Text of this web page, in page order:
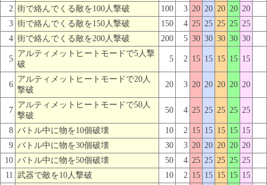
2 街で絡んでくる敵を100人撃破 100 3 20 20 20 20 20
3 街で絡んでくる敵を150人撃破 150 4 25 25 25 25 25
4 街で絡んでくる敵を200人撃破 200 5 30 30 30 30 30
5
アルティメットヒートモードで5人撃
破
5 2 15 15 15 15 15
6
アルティメットヒートモードで20人
撃破
20 3 20 20 20 20 20
7
アルティメットヒートモードで50人
撃破
50 4 25 25 25 25 25
8 バトル中に物を10個破壊 10 2 15 15 15 15 15
9 バトル中に物を30個破壊 30 3 20 20 20 20 20
10 バトル中に物を50個破壊 50 4 25 25 25 25 25
11 武器で敵を10人撃破 10 2 15 15 15 15 15